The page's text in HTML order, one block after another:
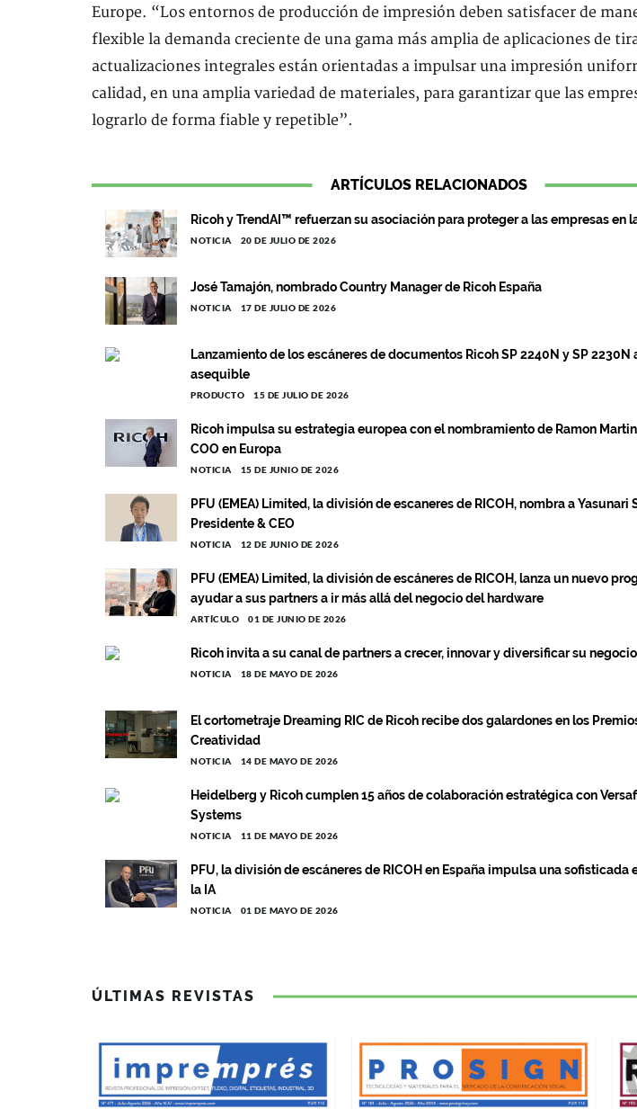
Europe. “Los entornos de producción de impresión deben satisfacer de
flexible la demanda creciente de una gama más amplia de aplicaciones de
actualizaciones integrales están orientadas a impulsar una impresión
calidad, en una amplia variedad de materiales, para garantizar que las
lograrlo de forma fiable y repetible”.
ARTÍCULOS RELACIONADOS
Ricoh y TrendAI™ refuerzan su asociación para proteger a las empresas en
NOTICIA 20 DE JULIO DE 2026
José Tamajón, nombrado Country Manager de Ricoh España
NOTICIA 17 DE JULIO DE 2026
Lanzamiento de los escáneres de documentos Ricoh SP 2240N y SP 2230N
asequible
PRODUCTO 15 DE JULIO DE 2026
Ricoh impulsa su estrategia europea con el nombramiento de Ramon
COO en Europa
NOTICIA 15 DE JUNIO DE 2026
PFU (EMEA) Limited, la división de escaneres de RICOH, nombra a Yasunari
Presidente & CEO
NOTICIA 12 DE JUNIO DE 2026
PFU (EMEA) Limited, la división de escáneres de RICOH, lanza un nuevo
ayudar a sus partners a ir más allá del negocio del hardware
ARTÍCULO 01 DE JUNIO DE 2026
Ricoh invita a su canal de partners a crecer, innovar y diversificar su negocio
NOTICIA 18 DE MAYO DE 2026
El cortometraje Dreaming RIC de Ricoh recibe dos galardones en los
Creatividad
NOTICIA 14 DE MAYO DE 2026
Heidelberg y Ricoh cumplen 15 años de colaboración estratégica con
Systems
NOTICIA 11 DE MAYO DE 2026
PFU, la división de escáneres de RICOH en España impulsa una
la IA
NOTICIA 01 DE MAYO DE 2026
ÚLTIMAS REVISTAS